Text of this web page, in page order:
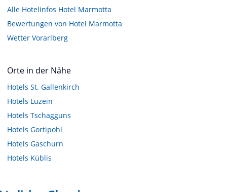
Alle Hotelinfos Hotel Marmotta
Bewertungen von Hotel Marmotta
Wetter Vorarlberg
Orte in der Nähe
Hotels St. Gallenkirch
Hotels Luzein
Hotels Tschagguns
Hotels Gortipohl
Hotels Gaschurn
Hotels Küblis